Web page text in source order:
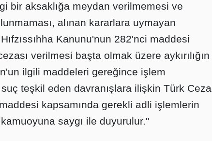
bir aksaklığa meydan verilmemesi ve
alınan kararlara uymayan
Kanunu'nun 282'nci maddesi
verilmesi başta olmak üzere aykırılığın
ilgili maddeleri gereğince işlem
suç teşkil eden davranışlara ilişkin Türk Ceza
kapsamında gerekli adli işlemlerin
saygı ile duyurulur."